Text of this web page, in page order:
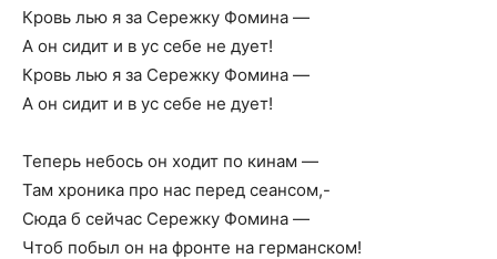
Кровь лью я за Сережку Фомина —
А он сидит и в ус себе не дует!
Кровь лью я за Сережку Фомина —
А он сидит и в ус себе не дует!
Теперь небось он ходит по кинам —
Там хроника про нас перед сеансом,-
Сюда б сейчас Сережку Фомина —
Чтоб побыл он на фронте на германском!